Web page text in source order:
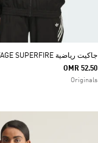
جاكيت رياضية SKATEBOARDING VINTAGE SUPERFIRE
OMR 52.50
Originals